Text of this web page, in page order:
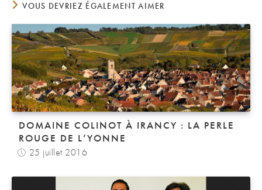
VOUS DEVRIEZ ÉGALEMENT AIMER
DOMAINE COLINOT À IRANCY : LA PERLE
ROUGE DE L’YONNE
25 juillet 2016